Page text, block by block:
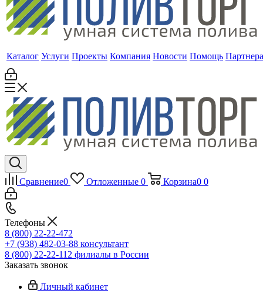
Каталог Услуги Проекты Компания Новости Помощь
Сравнение0 Отложенные 0 Корзина0 0
Телефоны
8 (800) 22-22-472
+7 (938) 482-03-88 консультант
8 (800) 22-22-112 филиалы в России
Заказать звонок
Личный кабинет